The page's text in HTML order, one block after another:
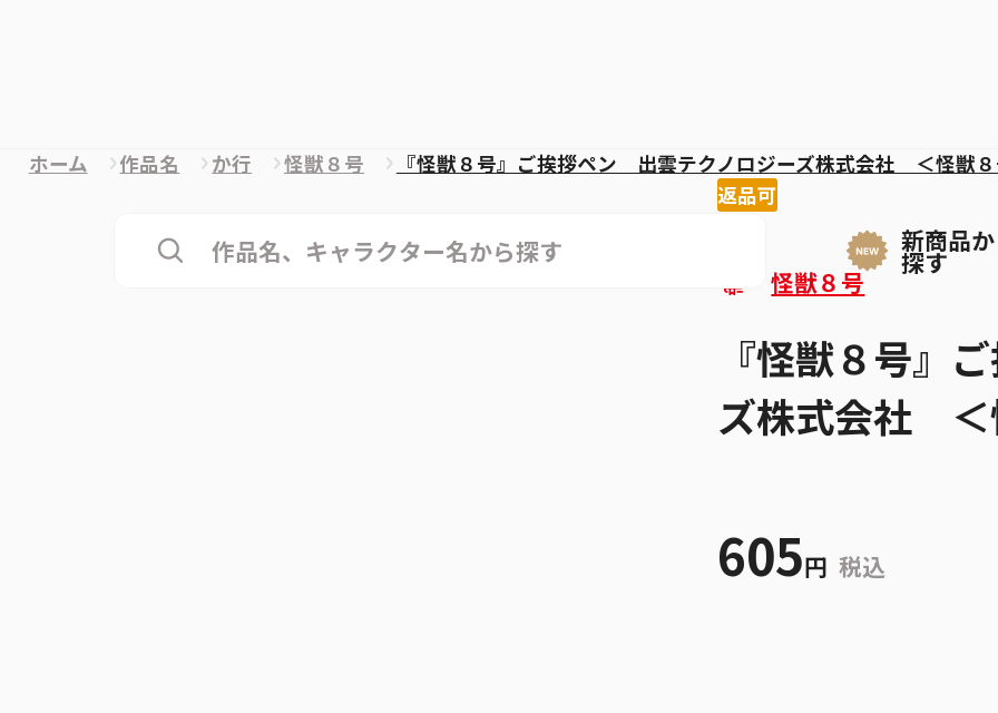
新商品
探す
ホーム 作品名 か行 怪獣８号 『怪獣８号』ご挨拶ペン 出雲テクノロジーズ株式会社 ＜怪獣
返品可
怪獣８号
『怪獣８号』
ズ株式会社 ＜
605円 税込